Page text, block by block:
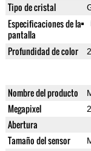
Tipo de cristal
Especificaciones de la
pantalla
Profundidad de color
Nombre del producto
Megapixel
Abertura
Tamaño del sensor